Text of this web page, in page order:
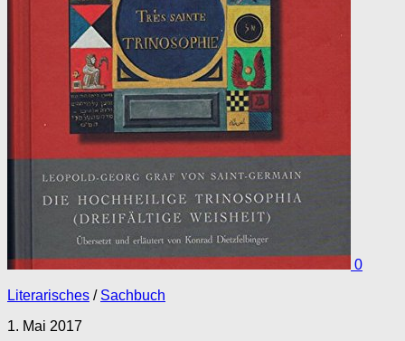
0
Literarisches / Sachbuch
1. Mai 2017